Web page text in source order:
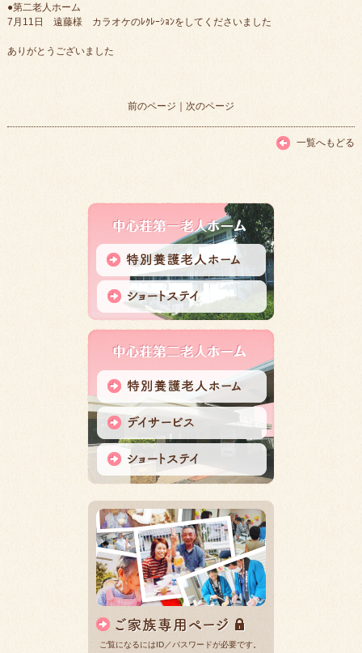
●第二老人ホーム
7月11日 遠藤様 カラオケのﾚｸﾚｰｼｮﾝをしてくださいました
ありがとうございました
前のページ ｜ 次のページ
一覧へもどる
ご覧になるにはID／パスワードが必要です。